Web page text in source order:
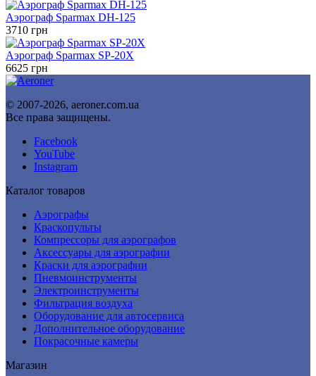
Аэрограф Sparmax DH-125
3710 грн
Аэрограф Sparmax SP-20X
6625 грн
© 2007-2026, aeroner.com.ua
Все права защищены.
Facebook
YouTube
Instagram
Каталог товаров
Аэрографы
Краскопульты
Компрессоры для аэрографов
Аксессуары для аэрографии
Краски для аэрографии
Пневмоинструменты
Электроинструменты
Фильтрация воздуха
Оборудование для автосервиса
Дополнительное оборудование
Покрасочные камеры
Магазин